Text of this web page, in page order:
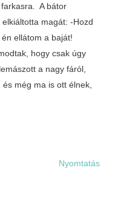
A bátor
magát: -Hozd
ellátom a baját!
hogy csak úgy
a nagy fáról,
még ma is ott élnek,
Nyomtatás